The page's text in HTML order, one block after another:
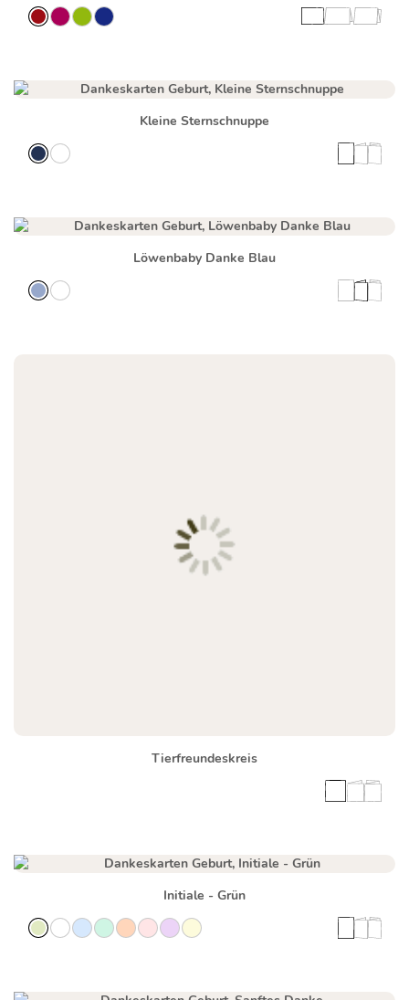
Kleine Sternschnuppe
Löwenbaby Danke Blau
Tierfreundeskreis
Initiale - Grün